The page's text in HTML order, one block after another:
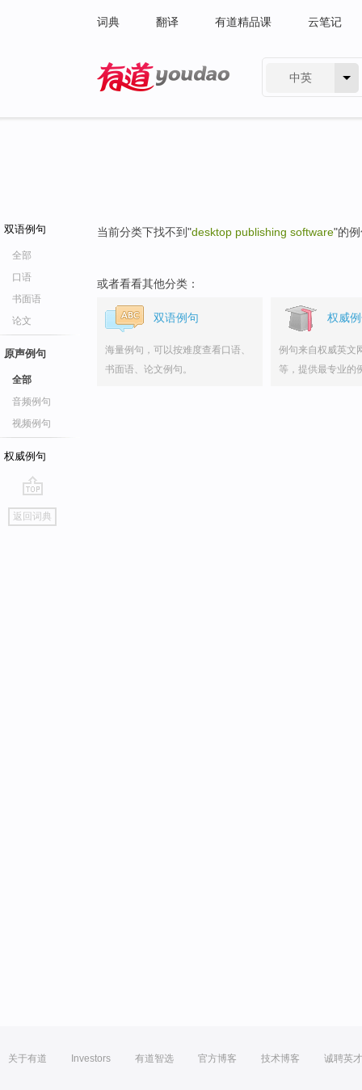
词典 翻译 有道精品课 云笔记
中英
双语例句
全部
口语
书面语
论文
原声例句
全部
音频例句
视频例句
权威例句
go
top
返回词典
当前分类下找不到"desktop publishing software"的
或者看看其他分类：
双语例句
海量例句，可以按难度查看口语、
书面语、论文例句。
权威
例句来自权威英文
等，提供最专业的
关于有道 Investors 有道智选 官方博客 技术博客 诚聘英才